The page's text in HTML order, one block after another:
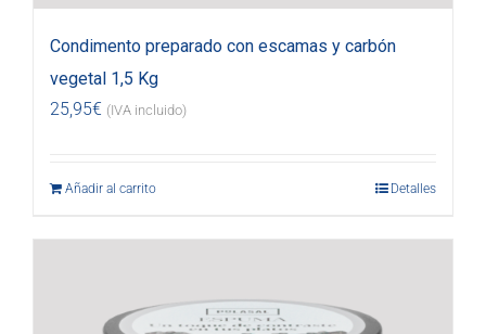
Condimento preparado con escamas y carbón
vegetal 1,5 Kg
25,95€ (IVA incluido)
Añadir al carrito Detalles